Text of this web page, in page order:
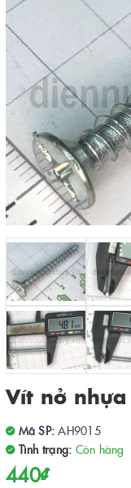
Vít nở
Mã SP: AH9015
Tình trạng: Còn hàng
440₫